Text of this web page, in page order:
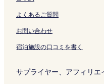
開
く
リ
ク
ペ
ー
ジ
開
ン
を
開
く
ン
q
u
e
o
l
よくあるご質問
お問い合わせ
宿泊施設の口コミを書く
サプライヤー、アフィリエ